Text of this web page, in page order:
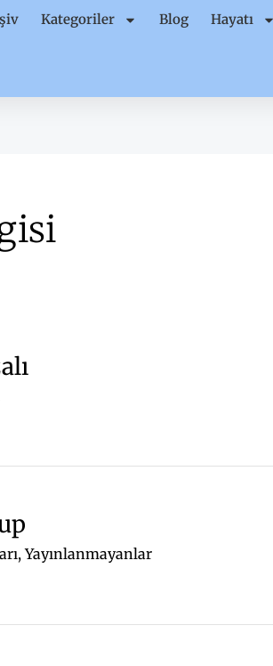
Kategoriler Blog Hayatı
,Yayınlanmayanlar